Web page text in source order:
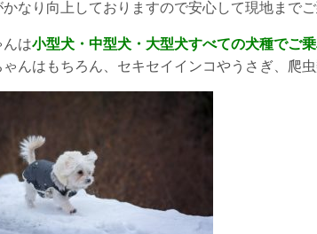
なり向上しておりますので安心して現地までご
んは小型犬・中型犬・大型犬すべての犬種でご
ゃんはもちろん、セキセイインコやうさぎ、爬